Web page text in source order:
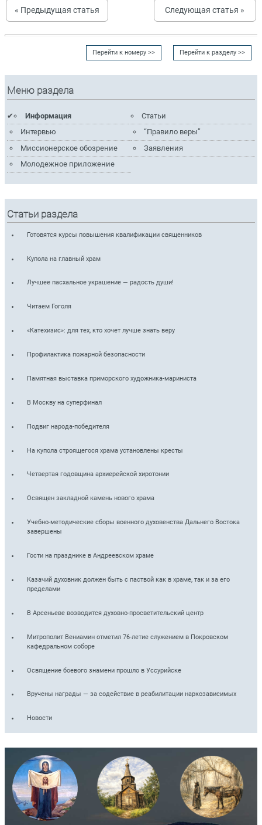
« Предыдущая статья Следующая статья »
Перейти к разделу >>
Перейти к номеру >>
Меню раздела
Информация
Статьи
Интервью
“Правило веры”
Миссионерское обозрение
Заявления
Молодежное приложение
Статьи раздела
Готовятся курсы повышения квалификации священников
Купола на главный храм
Лучшее пасхальное украшение — радость души!
Читаем Гоголя
«Катехизис»: для тех, кто хочет лучше знать веру
Профилактика пожарной безопасности
Памятная выставка приморского художника-мариниста
В Москву на суперфинал
Подвиг народа-победителя
На купола строящегося храма установлены кресты
Четвертая годовщина архиерейской хиротонии
Освящен закладной камень нового храма
Учебно-методические сборы военного духовенства Дальнего Востока
завершены
Гости на празднике в Андреевском храме
Казачий духовник должен быть с паствой как в храме, так и за его
пределами
В Арсеньеве возводится духовно-просветительский центр
Митрополит Вениамин отметил 76-летие служением в Покровском
кафедральном соборе
Освящение боевого знамени прошло в Уссурийске
Вручены награды — за содействие в реабилитации наркозависимых
Новости